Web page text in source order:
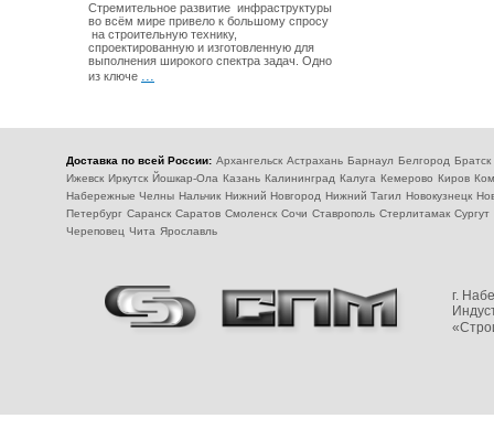
Стремительное развитие инфраструктуры
во всём мире привело к большому спросу
на строительную технику,
спроектированную и изготовленную для
выполнения широкого спектра задач. Одно
из ключе ...
Доставка по всей России: Архангельск Астрахань Барнаул Белгород Братск
Ижевск Иркутск Йошкар-Ола Казань Калининград Калуга Кемерово Киров
Набережные Челны Нальчик Нижний Новгород Нижний Тагил Новокузнецк
Петербург Саранск Саратов Смоленск Сочи Ставрополь Стерлитамак Сургут
Череповец Чита Ярославль
г.